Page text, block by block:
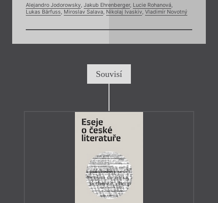
Alejandro Jodorowsky, Jakub Ehrenberger, Lucie Rohanová,
Lukas Bärfuss, Miroslav Salava, Nikolaj Ivaskiv, Vladimír Novotný
Souvisí